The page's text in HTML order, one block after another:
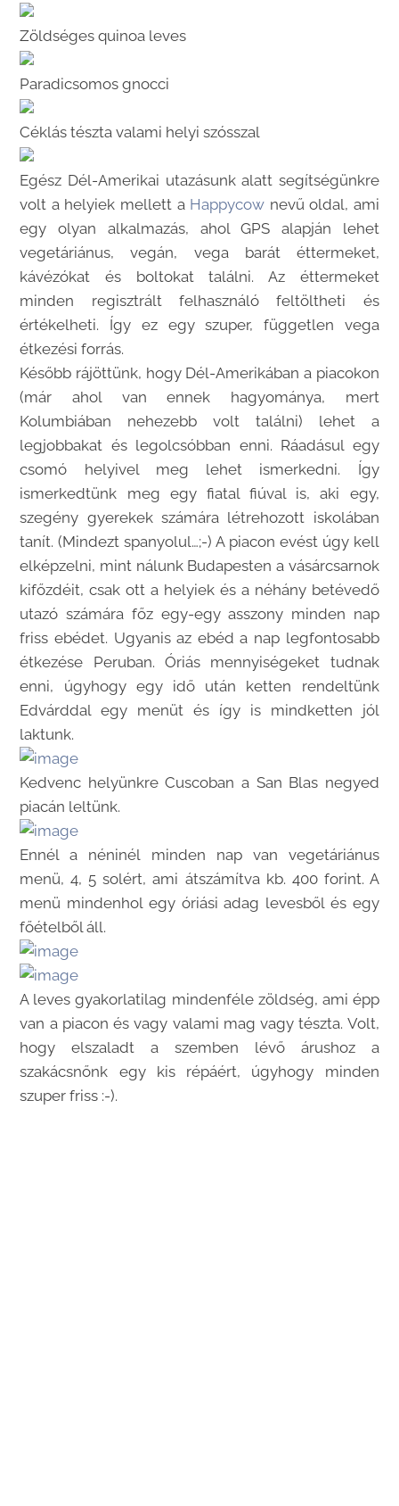
Zöldséges quinoa leves
Paradicsomos gnocci
Céklás tészta valami helyi szósszal
Egész Dél-Amerikai utazásunk alatt segítségünkre
volt a helyiek mellett a Happycow nevű oldal, ami
egy olyan alkalmazás, ahol GPS alapján lehet
vegetáriánus, vegán, vega barát éttermeket,
kávézókat és boltokat találni. Az éttermeket
minden regisztrált felhasználó feltöltheti és
értékelheti. Így ez egy szuper, független vega
étkezési forrás.
Később rájöttünk, hogy Dél-Amerikában a piacokon
(már ahol van ennek hagyománya, mert
Kolumbiában nehezebb volt találni) lehet a
legjobbakat és legolcsóbban enni. Ráadásul egy
csomó helyivel meg lehet ismerkedni. Így
ismerkedtünk meg egy fiatal fiúval is, aki egy,
szegény gyerekek számára létrehozott iskolában
tanít. (Mindezt spanyolul…;-) A piacon evést úgy kell
elképzelni, mint nálunk Budapesten a vásárcsarnok
kifőzdéit, csak ott a helyiek és a néhány betévedő
utazó számára főz egy-egy asszony minden nap
friss ebédet. Ugyanis az ebéd a nap legfontosabb
étkezése Peruban. Óriás mennyiségeket tudnak
enni, úgyhogy egy idő után ketten rendeltünk
Edvárddal egy menüt és így is mindketten jól
laktunk.
Kedvenc helyünkre Cuscoban a San Blas negyed
piacán leltünk.
Ennél a néninél minden nap van vegetáriánus
menü, 4, 5 solért, ami átszámítva kb. 400 forint. A
menü mindenhol egy óriási adag levesből és egy
főételből áll.
A leves gyakorlatilag mindenféle zöldség, ami épp
van a piacon és vagy valami mag vagy tészta. Volt,
hogy elszaladt a szemben lévő árushoz a
szakácsnőnk egy kis répáért, úgyhogy minden
szuper friss :-).